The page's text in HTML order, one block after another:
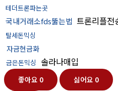
테더트론파는곳
국내거래소fds뚫는법 트론리플전
탈세돈믹싱
자금현금화
금은돈믹싱 솔라나매입
좋아요 0 싫어요 0